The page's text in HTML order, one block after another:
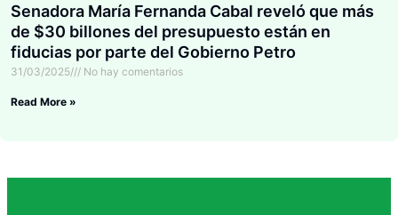
Senadora María Fernanda Cabal reveló que más
de $30 billones del presupuesto están en
fiducias por parte del Gobierno Petro
31/03/2025 No hay comentarios
Read More »